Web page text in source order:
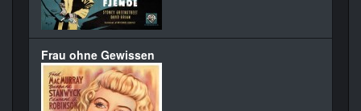
Frau ohne Gewissen